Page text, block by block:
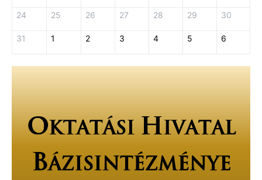
24 25 26 27 28 29 30
31 1 2 3 4 5 6